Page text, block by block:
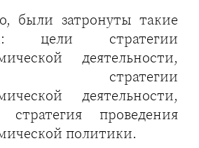
были затронуты такие
цели стратегии
деятельности,
стратегии
деятельности,
проведения
политики.